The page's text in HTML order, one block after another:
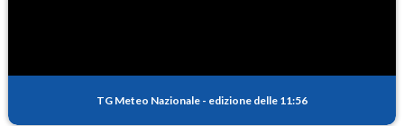
TG Meteo Nazionale - edizione delle 11:56